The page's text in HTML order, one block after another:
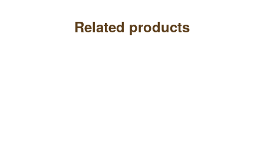
Related products